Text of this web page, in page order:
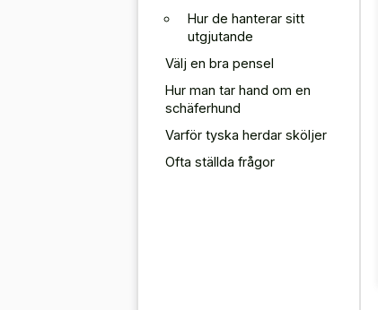
Hur de hanterar sitt
utgjutande
Välj en bra pensel
Hur man tar hand om en
schäferhund
Varför tyska herdar sköljer
Ofta ställda frågor